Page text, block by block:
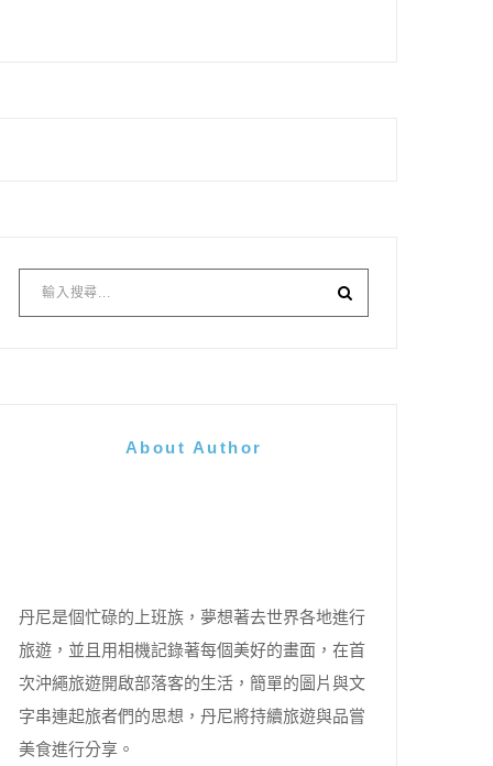
About Author
丹尼是個忙碌的上班族，夢想著去世界各地進行
旅遊，並且用相機記錄著每個美好的畫面，在首
次沖繩旅遊開啟部落客的生活，簡單的圖片與文
字串連起旅者們的思想，丹尼將持續旅遊與品嘗
美食進行分享。